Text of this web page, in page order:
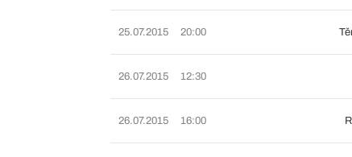
25.07.2015 20:00
26.07.2015 12:30
26.07.2015 16:00